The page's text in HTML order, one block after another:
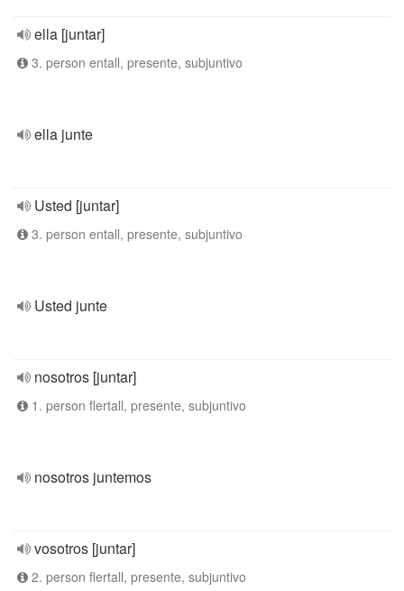
ella [juntar]
3. person entall, presente, subjuntivo
ella junte
Usted [juntar]
3. person entall, presente, subjuntivo
Usted junte
nosotros [juntar]
1. person flertall, presente, subjuntivo
nosotros juntemos
vosotros [juntar]
2. person flertall, presente, subjuntivo